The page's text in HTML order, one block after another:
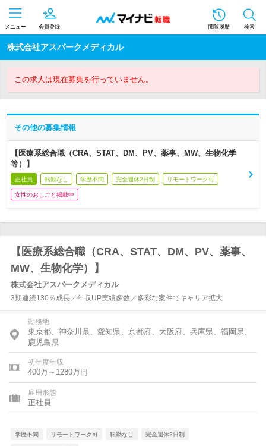
メニュー 会員登録 閲覧履歴 検索
株式会社アスパークメディカル
この求人は現在募集を行っていません。
その他の募集情報
【医療系総合職（CRA、STAT、DM、PV、薬事、MW、生物化学
等）】
正社員 転勤なし 学歴不問 完全週休2日制 リモートワーク可
女性のおしごと掲載中
【医療系総合職（CRA、STAT、DM、PV、薬事、
MW、生物化学）】
株式会社アスパークメディカル
3期連続130％成長／年収UP実績多数／多彩な案件でキャリア拡大
勤務地
東京都、神奈川県、愛知県、京都府、大阪府、兵庫県、福岡県、
鹿児島県
初年度年収
400万～1280万円
雇用形態
正社員
学歴不問 リモートワーク可 転勤なし 完全週休2日制